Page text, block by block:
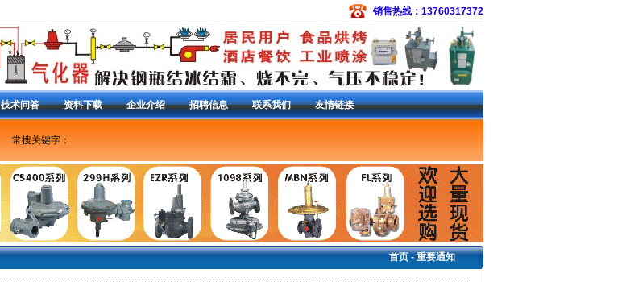
销售热线：13760317372
技术问答 资料下载 企业介绍 招聘信息 联系我们 友情链接
常搜关键字：
燃气调压器 | 减压阀 | CS400减压阀 | S201减压阀 | 133L调压器 | 133H减压阀 | 299H减压阀 | 299HS
减压阀99调压器
1098减压阀 液化气减压阀 627-496减压阀 627-576调压器
R622-DFF减压
| 63EG泄压阀 | 98H放 散阀 Y690A调压器 1301F减压阀 95H减压阀 DVC6200定位器 | 费希尔
定位器 | DVC2000定位器 | 3582i定位器 |
首页-重要通知